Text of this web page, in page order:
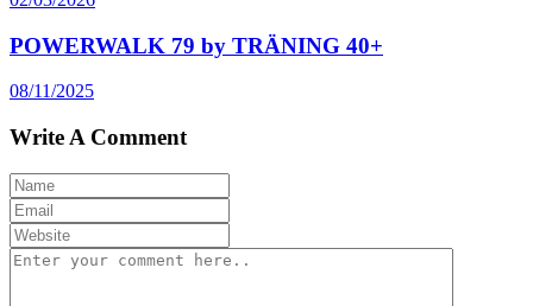
POWERWALK 79 by TRÄNING 40+
08/11/2025
Write A Comment